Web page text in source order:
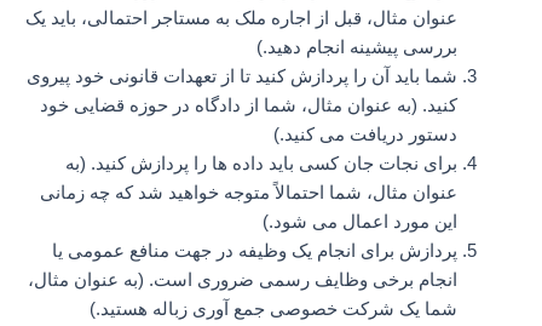
عنوان مثال، قبل از اجاره ملک به مستاجر احتمالی، باید یک
بررسی پیشینه انجام دهید.)
شما باید آن را پردازش کنید تا از تعهدات قانونی خود پیروی
کنید. (به عنوان مثال، شما از دادگاه در حوزه قضایی خود
دستور دریافت می کنید.)
برای نجات جان کسی باید داده ها را پردازش کنید. (به
عنوان مثال، شما احتمالاً متوجه خواهید شد که چه زمانی
این مورد اعمال می شود.)
پردازش برای انجام یک وظیفه در جهت منافع عمومی یا
انجام برخی وظایف رسمی ضروری است. (به عنوان مثال،
شما یک شرکت خصوصی جمع آوری زباله هستید.)